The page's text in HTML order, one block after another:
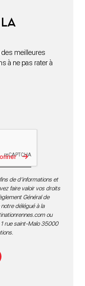
la
des meilleures
à ne pas rater à
de d’informations et
faire valoir vos droits
Général de
délégué à la
ou
rue saint-Malo 35000
.